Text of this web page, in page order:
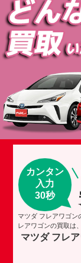
カンタン
入力
30秒
マツダ フレアワゴン
レアワゴンの買取は
マツダ フレ